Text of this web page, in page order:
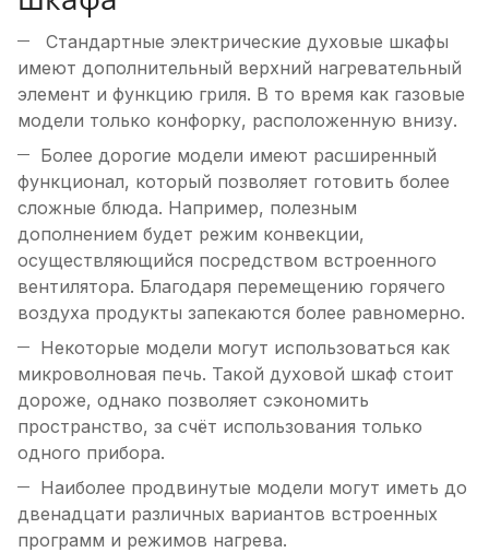
Cтандартные электрические духовые шкафы
имеют дополнительный верхний нагревательный
элемент и функцию гриля. В то время как газовые
модели только конфорку, расположенную внизу.
Более дорогие модели имеют расширенный
функционал, который позволяет готовить более
сложные блюда. Например, полезным
дополнением будет режим конвекции,
осуществляющийся посредством встроенного
вентилятора. Благодаря перемещению горячего
воздуха продукты запекаются более равномерно.
Некоторые модели могут использоваться как
микроволновая печь. Такой духовой шкаф стоит
дороже, однако позволяет сэкономить
пространство, за счёт использования только
одного прибора.
Наиболее продвинутые модели могут иметь до
двенадцати различных вариантов встроенных
программ и режимов нагрева.